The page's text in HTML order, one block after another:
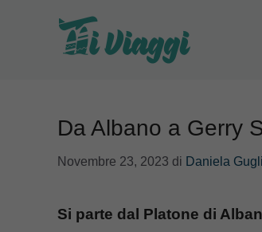
Da Albano a Gerry
Novembre 23, 2023 di Daniela
Si parte dal Platone di